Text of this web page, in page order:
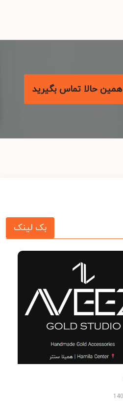
همین حالا تماس بگیرید
بک لینک